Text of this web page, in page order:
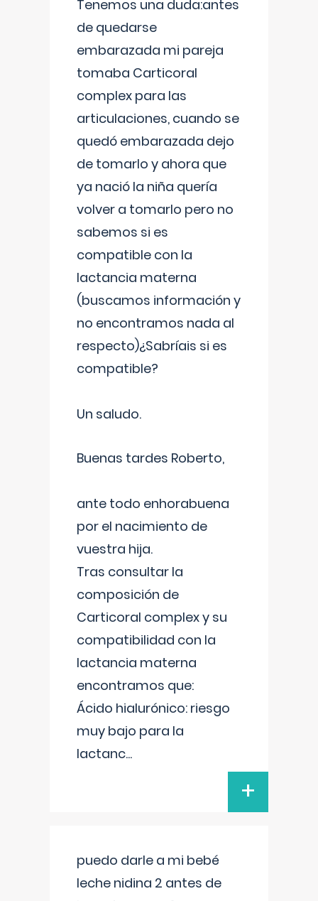
Tenemos una duda:antes
de quedarse
embarazada mi pareja
tomaba Carticoral
complex para las
articulaciones, cuando se
quedó embarazada dejo
de tomarlo y ahora que
ya nació la niña quería
volver a tomarlo pero no
sabemos si es
compatible con la
lactancia materna
(buscamos información y
no encontramos nada al
respecto)¿Sabríais si es
compatible?
Un saludo.
Buenas tardes Roberto,
ante todo enhorabuena
por el nacimiento de
vuestra hija.
Tras consultar la
composición de
Carticoral complex y su
compatibilidad con la
lactancia materna
encontramos que:
Ácido hialurónico: riesgo
muy bajo para la
lactanc...
+
puedo darle a mi bebé
leche nidina 2 antes de